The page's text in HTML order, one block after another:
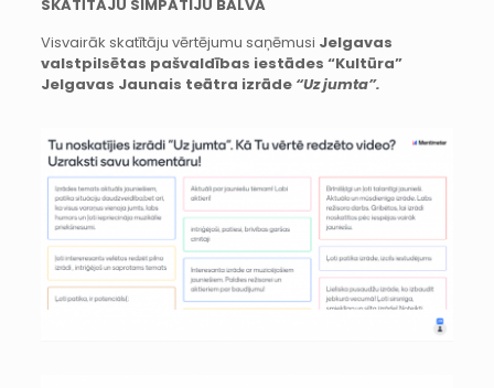
SKATĪTĀJU SIMPĀTIJU BALVA
Visvairāk skatītāju vērtējumu saņēmusi Jelgavas
valstpilsētas pašvaldības iestādes “Kultūra”
Jelgavas Jaunais teātra izrāde “Uz jumta”.